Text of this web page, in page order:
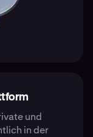
und
in der